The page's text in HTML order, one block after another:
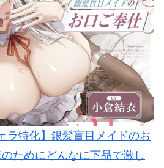
ラ特化】銀髪盲目メイドのお
ためにどんなに下品で激し